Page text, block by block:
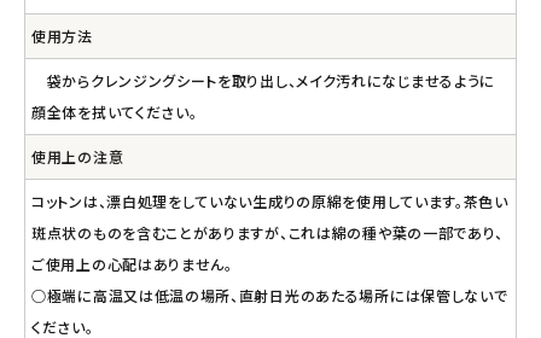
使用方法
袋からクレンジングシートを取り出し、メイク汚れになじませるように
顔全体を拭いてください。
使用上の注意
コットンは、漂白処理をしていない生成りの原綿を使用しています。茶色い
斑点状のものを含むことがありますが、これは綿の種や葉の一部であり、
ご使用上の心配はありません。
○極端に高温又は低温の場所、直射日光のあたる場所には保管しないで
ください。